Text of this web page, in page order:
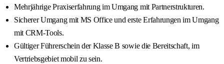
Mehrjährige Praxiserfahrung im Umgang mit Partnerstrukturen.
Sicherer Umgang mit MS Office und erste Erfahrungen im Umgang
mit CRM‑Tools.
Gültiger Führerschein der Klasse B sowie die Bereitschaft, im
Vertriebsgebiet mobil zu sein.